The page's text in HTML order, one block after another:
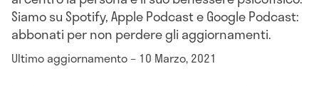
Siamo su Spotify, Apple Podcast e Google Podcast:
abbonati per non perdere gli aggiornamenti.
Ultimo aggiornamento – 10 Marzo, 2021